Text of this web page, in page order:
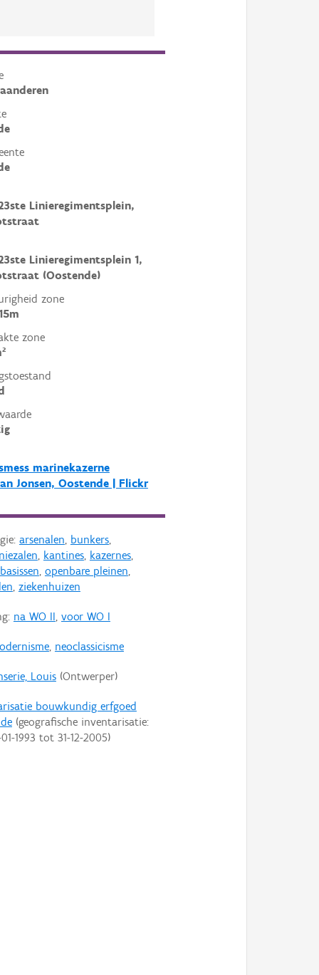
Linieregimentsplein,
Linieregimentsplein 1,
(Oostende)
zone
zone
marinekazerne
Jonsen, Oostende | Flickr
arsenalen, bunkers,
, kantines, kazernes,
, openbare pleinen,
, ziekenhuizen
na WO II, voor WO I
, neoclassicisme
Louis(Ontwerper)
bouwkundig erfgoed
(geografische inventarisatie:
1993 tot 31-12-2005)